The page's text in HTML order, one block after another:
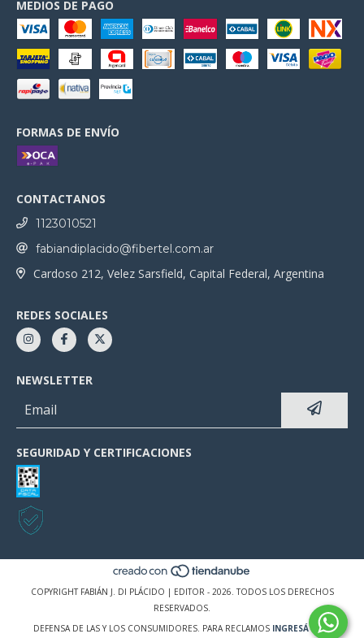
MEDIOS DE PAGO
FORMAS DE ENVÍO
CONTACTANOS
1123010521
fabiandiplacido@fibertel.com.ar
Cardoso 212, Velez Sarsfield, Capital Federal, Argentina
REDES SOCIALES
NEWSLETTER
SEGURIDAD Y CERTIFICACIONES
COPYRIGHT FABIÁN J. DI PLÁCIDO | EDITOR - 2026. TODOS LOS DERECHOS
RESERVADOS.
DEFENSA DE LAS Y LOS CONSUMIDORES. PARA RECLAMOS INGRESÁ ACÁ.